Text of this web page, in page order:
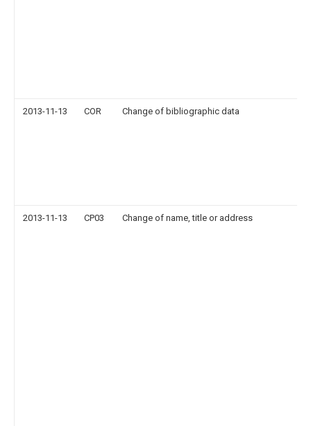
2013-11-13 COR Change of bibliographic data
2013-11-13 CP03 Change of name, title or address